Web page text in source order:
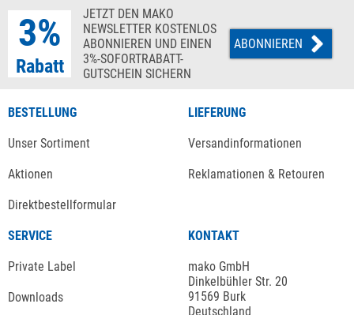
3%
Rabatt
JETZT DEN MAKO
NEWSLETTER KOSTENLOS
ABONNIEREN UND EINEN
3%-SOFORTRABATT-
GUTSCHEIN SICHERN
ABONNIEREN
BESTELLUNG
Unser Sortiment
Aktionen
Direktbestellformular
LIEFERUNG
Versandinformationen
Reklamationen & Retouren
SERVICE
Private Label
Downloads
KONTAKT
mako GmbH
Dinkelbühler Str. 20
91569 Burk
Deutschland